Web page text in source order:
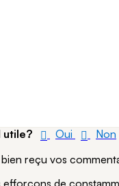
utile? Oui
Non
reçu vos
de